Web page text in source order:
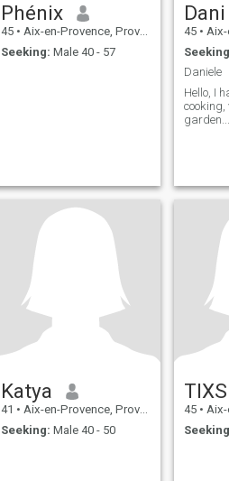
Phénix
45 • Aix-en-Provence, Provence-Alpes-Côte d'Azur, France
Seeking: Male 40 - 57
Dani
45 • Aix-en-
Daniele
Hello, I
cooking,
garden....
Katya
41 • Aix-en-Provence, Provence-Alpes-Côte d'Azur, France
Seeking: Male 40 - 50
45 • Aix-en-